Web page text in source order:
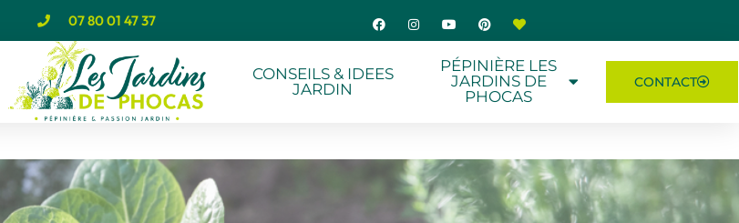
07 80 01 47 37
CONSEILS & IDEES
JARDIN
PÉPINIÈRE LES
JARDINS DE
PHOCAS
CONTACT